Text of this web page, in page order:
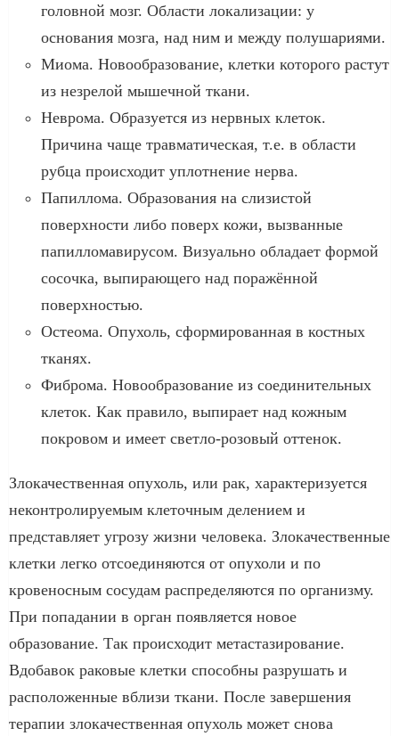
головной мозг. Области локализации: у
основания мозга, над ним и между полушариями.
Миома. Новообразование, клетки которого растут
из незрелой мышечной ткани.
Неврома. Образуется из нервных клеток.
Причина чаще травматическая, т.е. в области
рубца происходит уплотнение нерва.
Папиллома. Образования на слизистой
поверхности либо поверх кожи, вызванные
папилломавирусом. Визуально обладает формой
сосочка, выпирающего над поражённой
поверхностью.
Остеома. Опухоль, сформированная в костных
тканях.
Фиброма. Новообразование из соединительных
клеток. Как правило, выпирает над кожным
покровом и имеет светло-розовый оттенок.
Злокачественная опухоль, или рак, характеризуется
неконтролируемым клеточным делением и
представляет угрозу жизни человека. Злокачественные
клетки легко отсоединяются от опухоли и по
кровеносным сосудам распределяются по организму.
При попадании в орган появляется новое
образование. Так происходит метастазирование.
Вдобавок раковые клетки способны разрушать и
расположенные вблизи ткани. После завершения
терапии злокачественная опухоль может снова